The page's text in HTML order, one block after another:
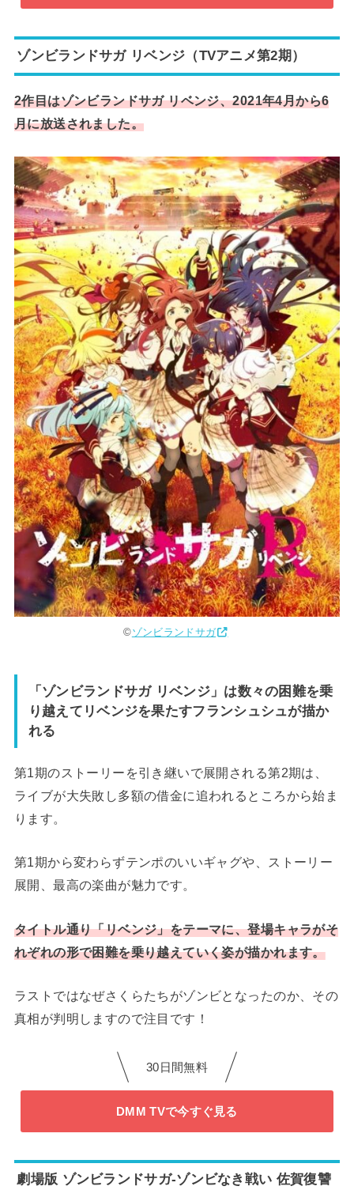
ゾンビランドサガ リベンジ（TVアニメ第2期）
2作目はゾンビランドサガ リベンジ、2021年4月から6
月に放送されました。
©︎ゾンビランドサガ
「ゾンビランドサガ リベンジ」は数々の困難を乗
り越えてリベンジを果たすフランシュシュが描か
れる
第1期のストーリーを引き継いで展開される第2期は、
ライブが大失敗し多額の借金に追われるところから始ま
ります。
第1期から変わらずテンポのいいギャグや、ストーリー
展開、最高の楽曲が魅力です。
タイトル通り「リベンジ」をテーマに、登場キャラがそ
れぞれの形で困難を乗り越えていく姿が描かれます。
ラストではなぜさくらたちがゾンビとなったのか、その
真相が判明しますので注目です！
30日間無料
DMM TVで今すぐ見る
劇場版 ゾンビランドサガ-ゾンビなき戦い 佐賀復讐